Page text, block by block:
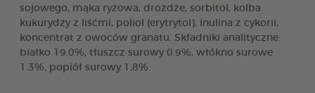
sojowego, mąka ryżowa, drożdże, sorbitol, kolba
kukurydzy z liśćmi, poliol (erytrytol), inulina z cykorii,
koncentrat z owoców granatu. Składniki analityczne:
białko 19.0%, tłuszcz surowy 0.9%, włókno surowe
1.3%, popiół surowy 1,8%.